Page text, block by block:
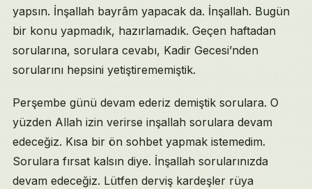
İlgili Sohbetler
yapsın. İnşallah bayrâm yapacak da. İnşallah. Bugün
bir konu yapmadık, hazırlamadık. Geçen haftadan
sorularına, sorulara cevabı, Kadir Gecesi’nden
sorularını hepsini yetiştirememiştik.
Perşembe günü devam ederiz demiştik sorulara. O
yüzden Allah izin verirse inşallah sorulara devam
edeceğiz. Kısa bir ön sohbet yapmak istemedim.
Sorulara fırsat kalsın diye. İnşallah sorularınızda
devam edeceğiz. Lütfen derviş kardeşler rüya